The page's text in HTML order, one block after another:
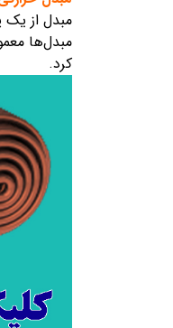
مبدل‌ها
کرد.